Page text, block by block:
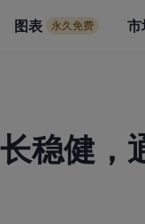
图表 永久免费 市
稳健，